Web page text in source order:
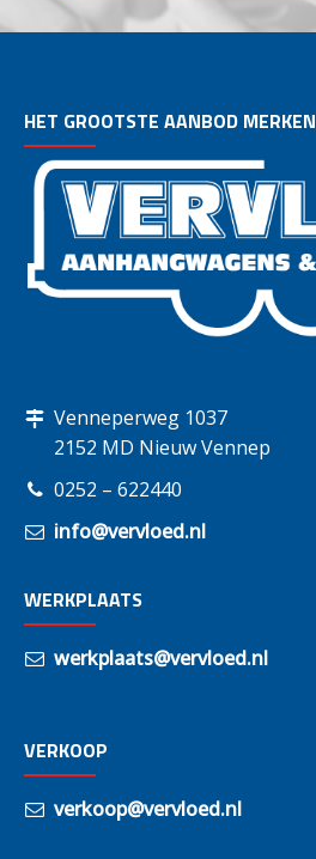
HET GROOTSTE AANBOD MERKEN
Venneperweg 1037
2152 MD Nieuw Vennep
0252 – 622440
info@vervloed.nl
WERKPLAATS
werkplaats@vervloed.nl
VERKOOP
verkoop@vervloed.nl